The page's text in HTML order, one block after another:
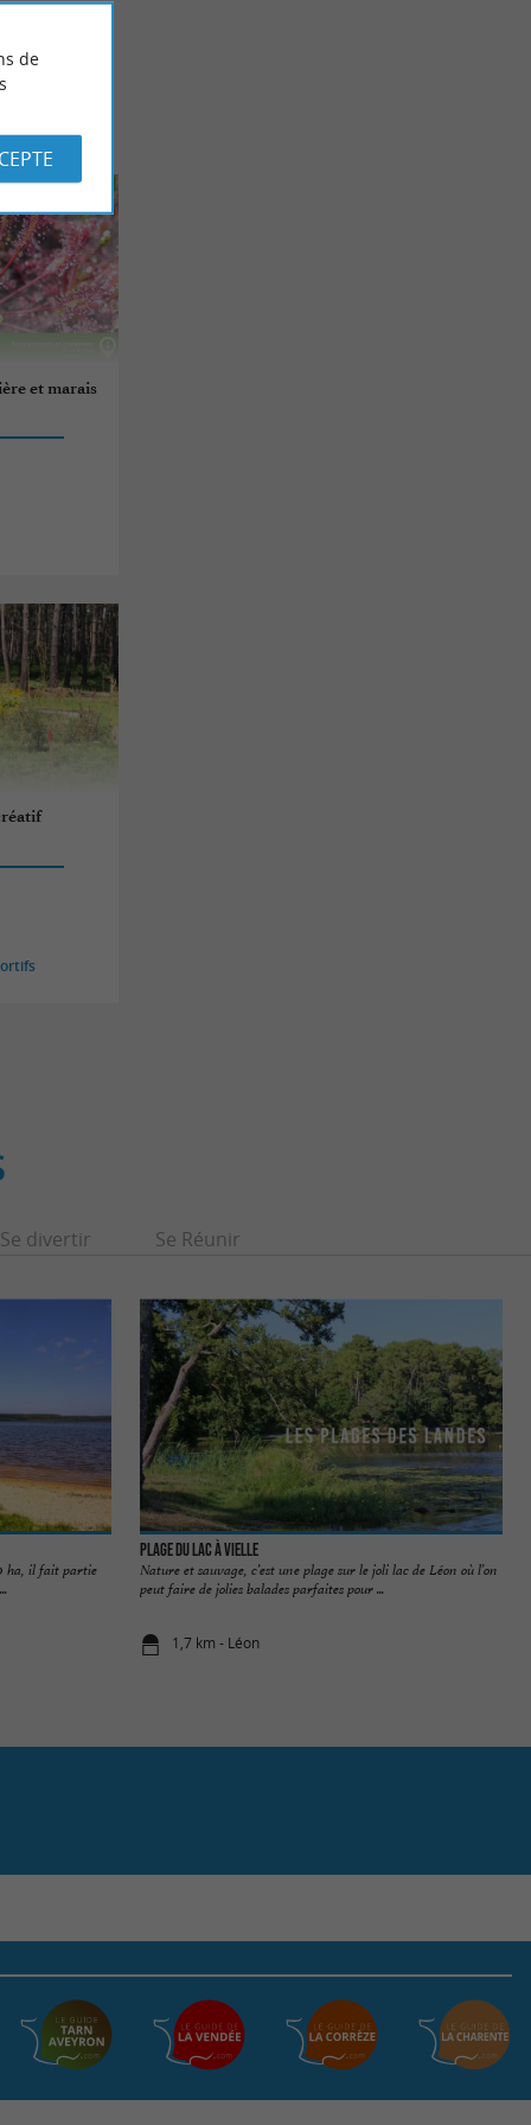
et marais
Se divertir Se Réunir
ha, il fait partie
Plage du Lac à Vielle
Nature et sauvage, c’est une plage sur le joli lac de Léon où l’on
peut faire de jolies balades parfaites pour ...
1,7 km - Léon
de